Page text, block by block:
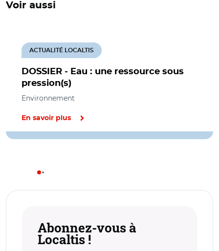
Voir aussi
DOSSIER - Eau : une ressource sous
pression(s)
ACTUALITÉ LOCALTIS
Environnement
En savoir plus
Abonnez-vous à
Localtis !